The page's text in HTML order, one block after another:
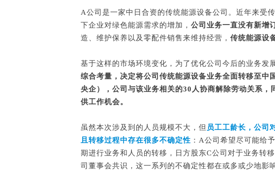
A公司是一家中日合资的传统能源设备公司。近年来受
下企业对绿色能源需求的增加， 公司业务一直没有新增
造、维护保养以及零配件销售来维持经营， 传统能源设
基于这样的市场环境变化，为了优化公司今后的业务发
综合考量，决定将公司传统能源设备业务全面转移至中
央企），公司与该业务相关的30人协商解除劳动关系，
供工作机会。
虽然本次涉及到的人员规模不大，但 员工工龄长，公司
且转移过程中存在很多不确定性 ：A公司希望尽可能给
期进行业务和人员的转移，日方股东C公司对于业务转
司董事会共识，这一系列的不确定性都在或多或少地影